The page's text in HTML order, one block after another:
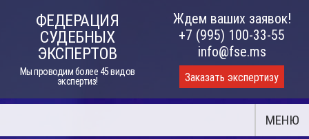
ФЕДЕРАЦИЯ
СУДЕБНЫХ
ЭКСПЕРТОВ
Мы проводим более 45 видов
экспертиз!
Ждем ваших заявок!
+7 (995) 100-33-55
info@fse.ms
Заказать экспертизу
МЕНЮ